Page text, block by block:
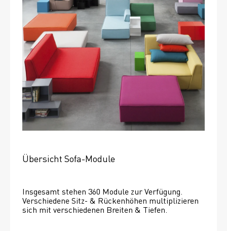
Übersicht Sofa-Module
Insgesamt stehen 360 Module zur Verfügung.
Verschiedene Sitz- & Rückenhöhen multiplizieren
sich mit verschiedenen Breiten & Tiefen.